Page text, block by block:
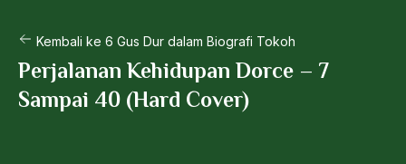
Kembali ke 6 Gus Dur dalam Biografi Tokoh
Perjalanan Kehidupan Dorce – 7
Sampai 40 (Hard Cover)